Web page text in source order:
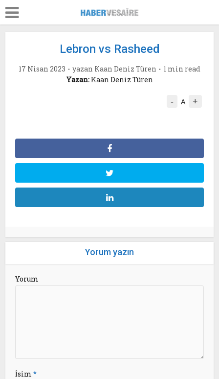
Lebron vs Rasheed
17 Nisan 2023 yazan Kaan Deniz Türen
1 min read
Yazan:Kaan Deniz Türen
- A +
Yorum yazın
Yorum
İsim*